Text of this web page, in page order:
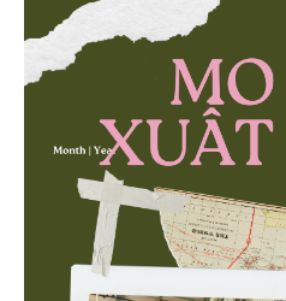
then chốt là nông nghiệp